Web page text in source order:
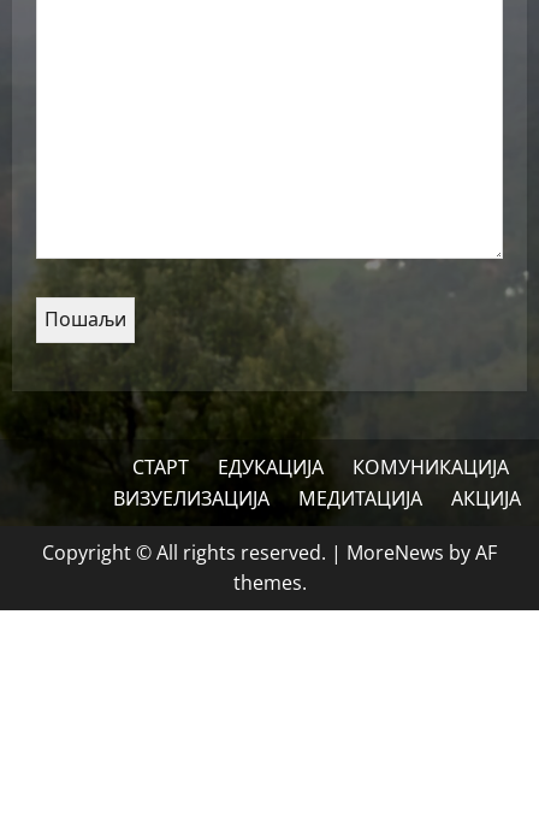
СТАРТ ЕДУКАЦИЈА
КОМУНИКАЦИЈА
ВИЗУЕЛИЗАЦИЈА
МЕДИТАЦИЈА АКЦИЈА
Copyright © All rights reserved. | MoreNews by AF
themes.